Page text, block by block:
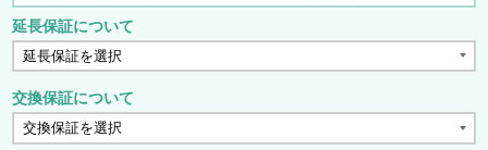
延長保証について
交換保証について